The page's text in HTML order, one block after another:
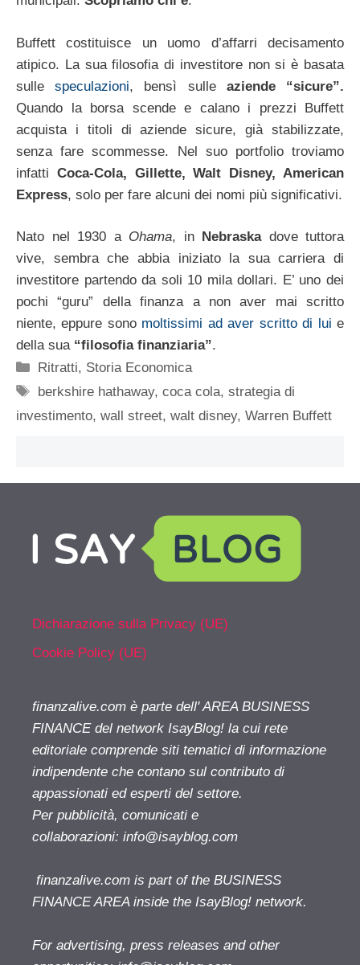
Buffett costituisce un uomo d’affarri decisamento
atipico. La sua filosofia di investitore non si è basata
sullespeculazioni, bensì sulle aziende “sicure”.
Quando la borsa scende e calano i prezzi Buffett
acquista i titoli di aziende sicure, già stabilizzate,
senza fare scommesse. Nel suo portfolio troviamo
infatti Coca-Cola, Gillette, Walt Disney, American
Express, solo per fare alcuni dei nomi più significativi.
Nato nel 1930 a Ohama, in Nebraskadove tuttora
vive, sembra che abbia iniziato la sua carriera di
investitore partendo da soli 10 mila dollari. E’ uno dei
pochi “guru” della finanza a non aver mai scritto
niente, eppure sono moltissimi ad aver scritto di lui e
della sua “filosofia finanziaria”.
Categorie
Ritratti, Storia Economica
Tag
berkshire hathaway,coca cola,strategia di
investimento, wall street, walt disney, Warren Buffett
Dichiarazione sulla Privacy (UE)
Cookie Policy (UE)
finanzalive.com è parte dell' AREA BUSINESS
FINANCE del network IsayBlog! la cui rete
editoriale comprende siti tematici di informazione
indipendente che contano sul contributo di
appassionati ed esperti del settore.
Per pubblicità, comunicati e
collaborazioni: info@isayblog.com
finanzalive.com is part of the BUSINESS
FINANCE AREA inside the IsayBlog! network.
For advertising, press releases and other